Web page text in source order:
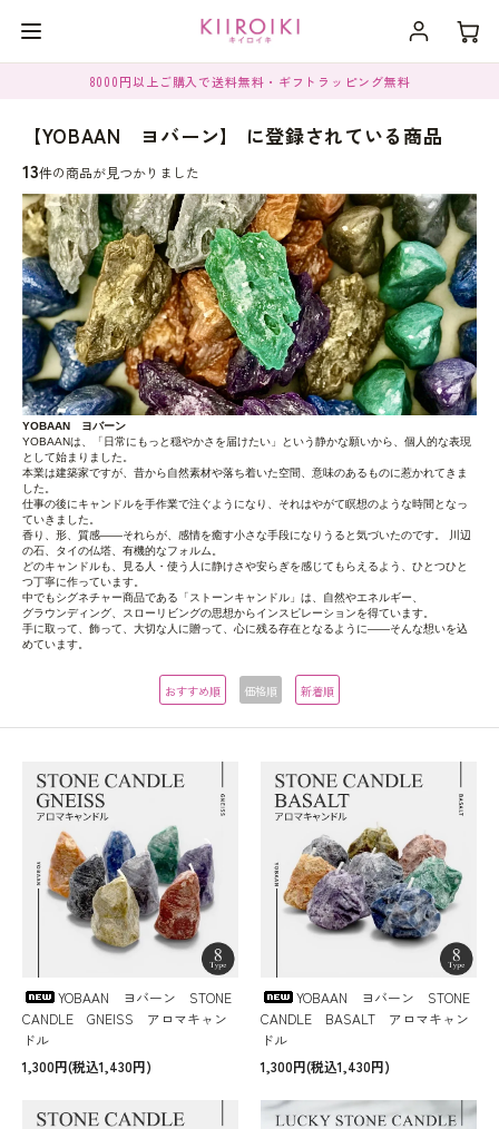
8000円以上ご購入で送料無料・ギフトラッピング無料
【YOBAAN ヨバーン】 に登録されている商品
13件の商品が見つかりました
YOBAAN ヨバーン
YOBAANは、「日常にもっと穏やかさを届けたい」という静かな願いから、個人的な表現
として始まりました。
本業は建築家ですが、昔から自然素材や落ち着いた空間、意味のあるものに惹かれてきま
した。
仕事の後にキャンドルを手作業で注ぐようになり、それはやがて瞑想のような時間となっ
ていきました。
香り、形、質感――それらが、感情を癒す小さな手段になりうると気づいたのです。 川辺
の石、タイの仏塔、有機的なフォルム。
どのキャンドルも、見る人・使う人に静けさや安らぎを感じてもらえるよう、ひとつひと
つ丁寧に作っています。
中でもシグネチャー商品である「ストーンキャンドル」は、自然やエネルギー、
グラウンディング、スローリビングの思想からインスピレーションを得ています。
手に取って、飾って、大切な人に贈って、心に残る存在となるように――そんな想いを込
めています。
おすすめ順 価格順 新着順
YOBAAN ヨバーン STONE
CANDLE GNEISS アロマキャン
ドル
1,300円(税込1,430円)
YOBAAN ヨバーン STONE
CANDLE BASALT アロマキャン
ドル
1,300円(税込1,430円)